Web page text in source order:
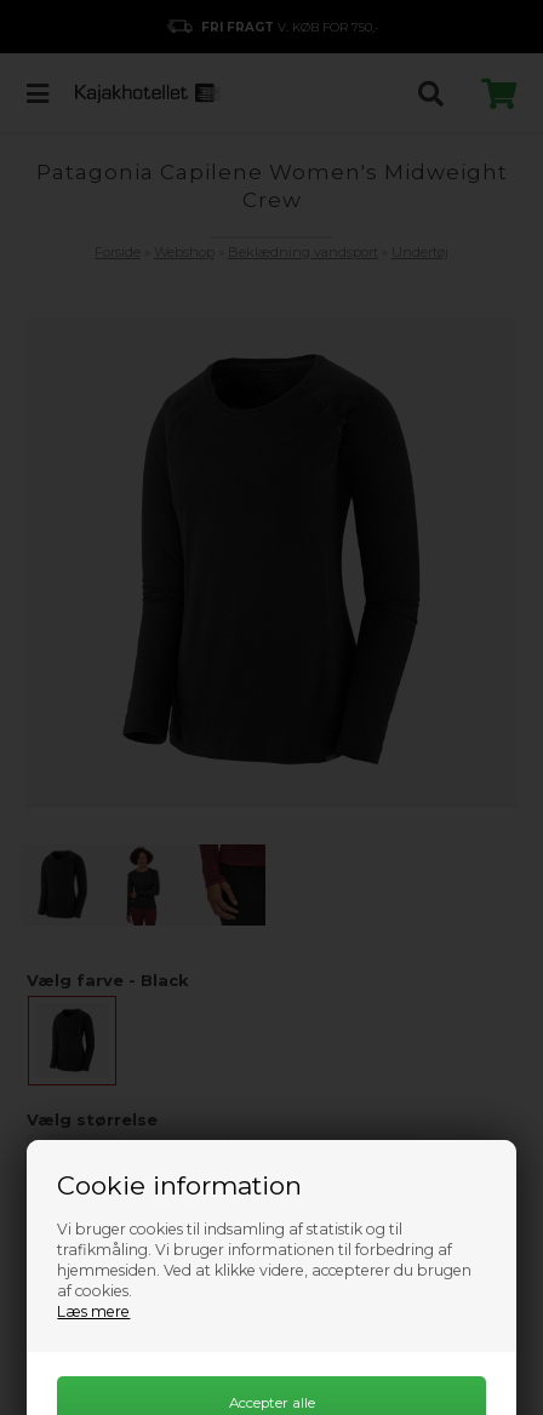
Cookie information
Vi bruger cookies til indsamling af statistik og til
trafikmåling. Vi bruger informationen til forbedring af
hjemmesiden. Ved at klikke videre, accepterer du brugen
af cookies.
Læs mere
FRI FRAGT V. KØB FOR 750,-
Patagonia Capilene Women's Midweight
Crew
Vælg farve - Black
Vælg størrelse
Ikke på lager
Send mail når varen kommer på lager igen
699,00